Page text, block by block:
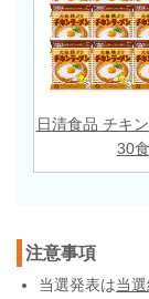
日清食品 チキ
30
注意事項
当選発表は当